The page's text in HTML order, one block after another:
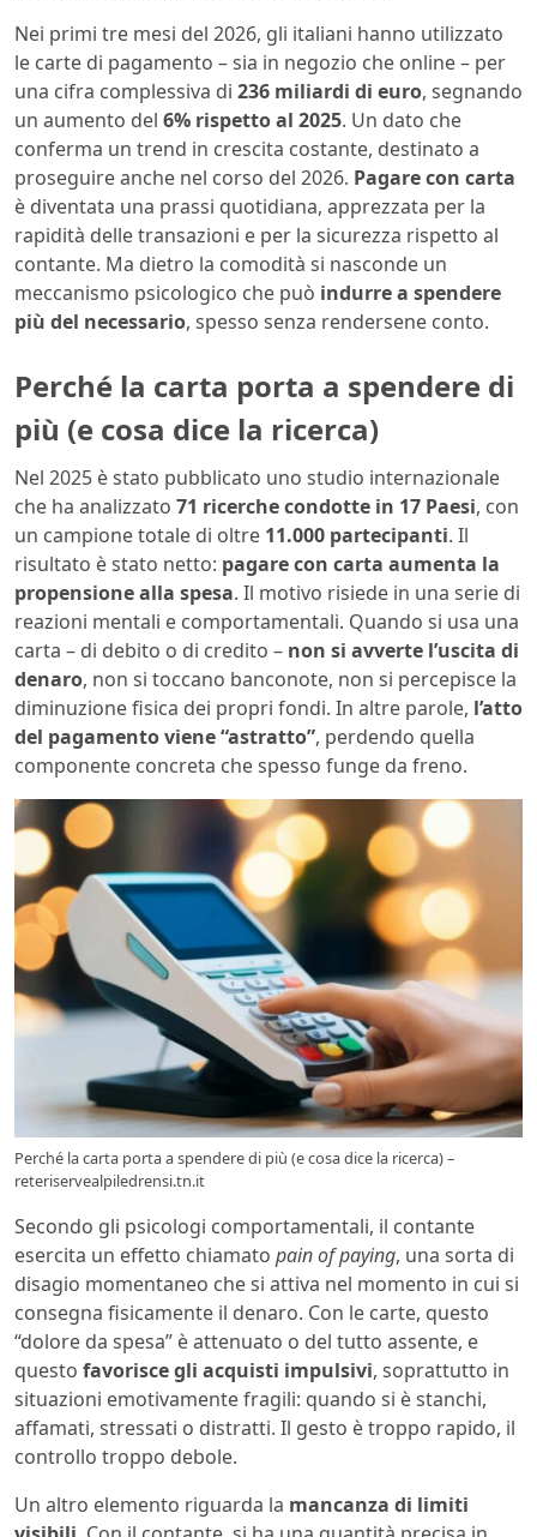
Nei primi tre mesi del 2026, gli italiani hanno utilizzato
le carte di pagamento – sia in negozio che online – per
una cifra complessiva di 236 miliardi di euro, segnando
un aumento del 6% rispetto al 2025. Un dato che
conferma un trend in crescita costante, destinato a
proseguire anche nel corso del 2026. Pagare con carta
è diventata una prassi quotidiana, apprezzata per la
rapidità delle transazioni e per la sicurezza rispetto al
contante. Ma dietro la comodità si nasconde un
meccanismo psicologico che può indurre a spendere
più del necessario, spesso senza rendersene conto.
Perché la carta porta a spendere di
più (e cosa dice la ricerca)
Nel 2025 è stato pubblicato uno studio internazionale
che ha analizzato 71 ricerche condotte in 17 Paesi, con
un campione totale di oltre 11.000 partecipanti. Il
risultato è stato netto: pagare con carta aumenta la
propensione alla spesa. Il motivo risiede in una serie di
reazioni mentali e comportamentali. Quando si usa una
carta – di debito o di credito – non si avverte l’uscita di
denaro, non si toccano banconote, non si percepisce la
diminuzione fisica dei propri fondi. In altre parole, l’atto
del pagamento viene “astratto”, perdendo quella
componente concreta che spesso funge da freno.
Perché la carta porta a spendere di più (e cosa dice la ricerca) –
reteriservealpiledrensi.tn.it
Secondo gli psicologi comportamentali, il contante
esercita un effetto chiamato pain of paying, una sorta di
disagio momentaneo che si attiva nel momento in cui si
consegna fisicamente il denaro. Con le carte, questo
“dolore da spesa” è attenuato o del tutto assente, e
questo favorisce gli acquisti impulsivi, soprattutto in
situazioni emotivamente fragili: quando si è stanchi,
affamati, stressati o distratti. Il gesto è troppo rapido, il
controllo troppo debole.
Un altro elemento riguarda la mancanza di limiti